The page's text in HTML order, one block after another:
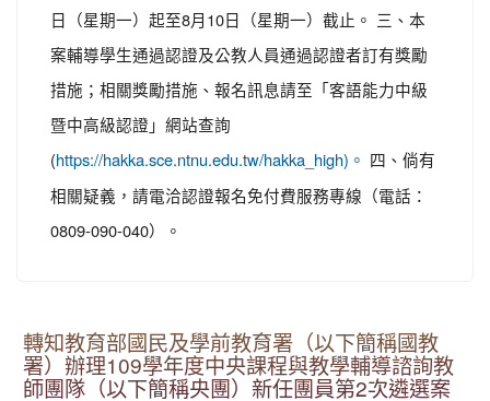
日（星期一）起至8月10日（星期一）截止。 三、本
案輔導學生通過認證及公教人員通過認證者訂有獎勵
措施；相關獎勵措施、報名訊息請至「客語能力中級
暨中高級認證」網站查詢
(https://hakka.sce.ntnu.edu.tw/hakka_high)。
四、倘有
相關疑義，請電洽認證報名免付費服務專線（電話：
0809-090-040）。
轉知教育部國民及學前教育署（以下簡稱國教
署）辦理109學年度中央課程與教學輔導諮詢教
師團隊（以下簡稱央團）新任團員第2次遴選案